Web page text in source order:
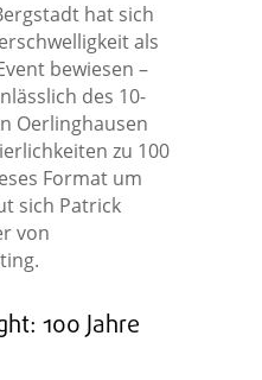
hat sich
als
bewiesen –
des 10-
Oerlinghausen
zu 100
Format um
sich Patrick
von
100 Jahre